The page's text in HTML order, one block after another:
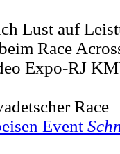
Lust auf
Race
Expo-RJ
Race
Event